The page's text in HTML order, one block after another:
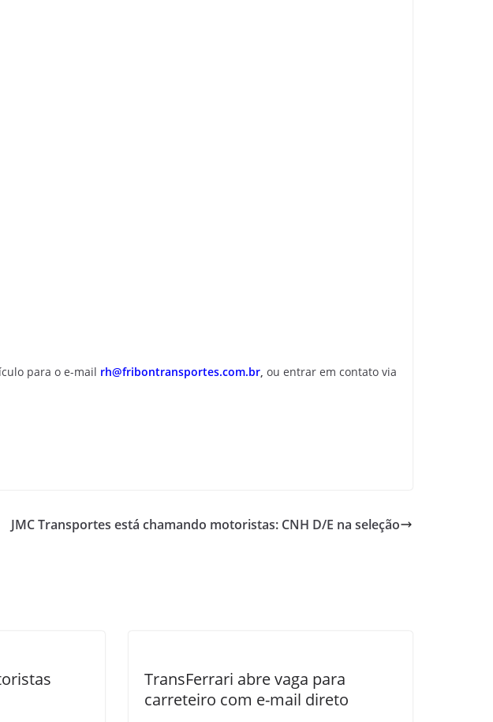
para o e-mail rh@fribontransportes.com.br, ou entrar em contato via
JMC Transportes está chamando motoristas: CNH D/E na seleção
TransFerrari abre vaga para
carreteiro com e-mail direto